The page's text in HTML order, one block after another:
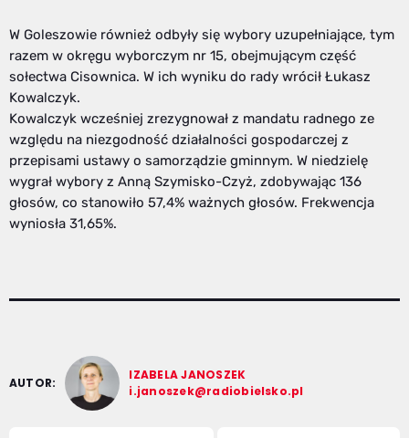
W Goleszowie również odbyły się wybory uzupełniające, tym
razem w okręgu wyborczym nr 15, obejmującym część
sołectwa Cisownica. W ich wyniku do rady wrócił Łukasz
Kowalczyk.
Kowalczyk wcześniej zrezygnował z mandatu radnego ze
względu na niezgodność działalności gospodarczej z
przepisami ustawy o samorządzie gminnym. W niedzielę
wygrał wybory z Anną Szymisko-Czyż, zdobywając 136
głosów, co stanowiło 57,4% ważnych głosów. Frekwencja
wyniosła 31,65%.
AUTOR:
IZABELA JANOSZEK
i.janoszek@radiobielsko.pl